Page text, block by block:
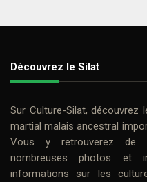
Découvrez le Silat
Sur Culture-Silat, découvrez
martial malais ancestral
Vous y retrouverez de
nombreuses photos et
informations sur les